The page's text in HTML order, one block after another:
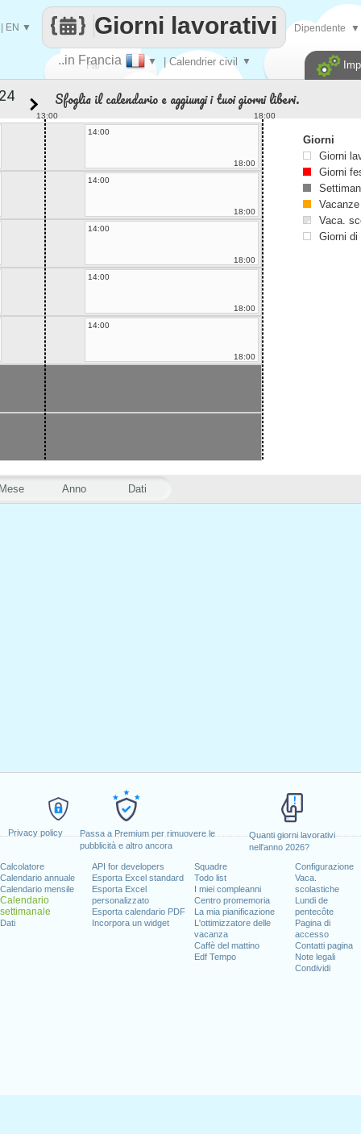
Privacy policy
Passa a Premium per rimuovere le
pubblicità e altro ancora
Quanti giorni lavorativi
nell'anno 2026?
Calcolatore
Calendario annuale
Calendario mensile
Calendario
settimanale
Dati
API for developers
Esporta Excel standard
Esporta Excel
personalizzato
Esporta calendario PDF
Incorpora un widget
Squadre
Todo list
I miei compleanni
Centro promemoria
La mia pianificazione
L'ottimizzatore delle
vacanza
Caffè del mattino
Edf Tempo
Configurazione
Vaca.
scolastiche
Lundi de
pentecôte
Pagina di
accesso
Contatti pagina
Note legali
Condividi
Fai
..in Francia ▼ | Calendrier civil ▼
Giorni lavorativi
EN ▼ Dipendente ▼
Anno Dati
Sfoglia il calendario e aggiungi i tuoi giorni liberi.
13:00
18:00
14:00
18:00
14:00
18:00
14:00
18:00
14:00
18:00
14:00
18:00
Giorni
Giorni
Giorni
Vacanze
Vaca.
Giorni